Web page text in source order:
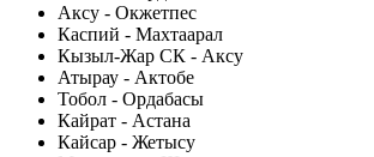
Аксу - Окжетпес
Каспий - Махтаарал
Кызыл-Жар СК - Аксу
Атырау - Актобе
Тобол - Ордабасы
Кайрат - Астана
Кайсар - Жетысу